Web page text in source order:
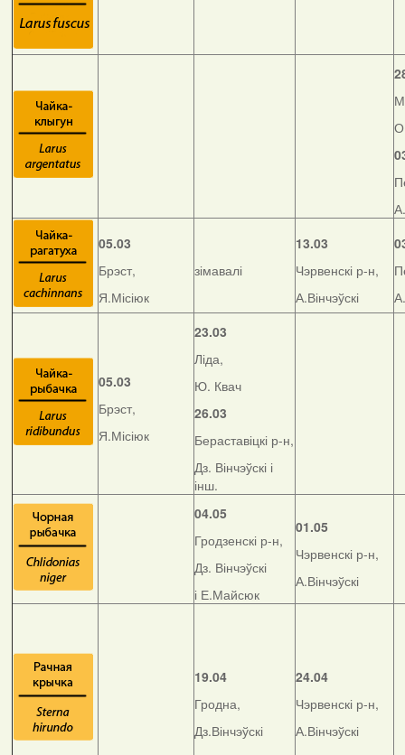
05.03
Брэст,
Я.Місіюк
зімавалі
13.03
Чэрвенскі р-н,
А.Вінчэўскі
05.03
Брэст,
Я.Місіюк
23.03
Ліда,
Ю. Квач
26.03
Бераставіцкі р-н,
Дз. Вінчэўскі і
інш.
04.05
Гродзенскі р-н,
Дз. Вінчэўскі
і Е.Майсюк
01.05
Чэрвенскі р-н,
А.Вінчэўскі
19.04
Гродна,
Дз.Вінчэўскі
24.04
Чэрвенскі р-н,
А.Вінчэўскі